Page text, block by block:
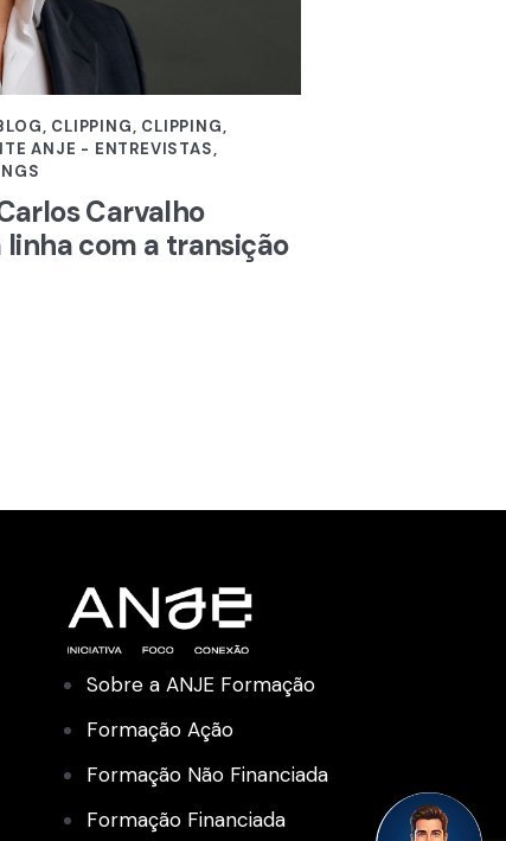
, CLIPPING, CLIPPING,
ANJE - ENTREVISTAS,
Carvalho
com a transição
Sobre a ANJE Formação
Formação Ação
Formação Não Financiada
Formação Financiada